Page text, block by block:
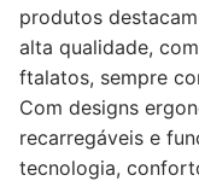
produtos
alta qualidade,
ftalatos, sempre
Com designs
recarregáveis e
tecnologia,